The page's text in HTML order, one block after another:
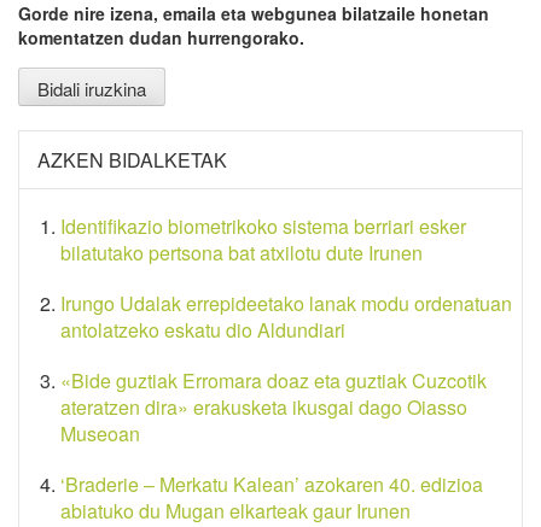
Gorde nire izena, emaila eta webgunea bilatzaile honetan
komentatzen dudan hurrengorako.
AZKEN BIDALKETAK
Identifikazio biometrikoko sistema berriari esker
bilatutako pertsona bat atxilotu dute Irunen
Irungo Udalak errepideetako lanak modu ordenatuan
antolatzeko eskatu dio Aldundiari
«Bide guztiak Erromara doaz eta guztiak Cuzcotik
ateratzen dira» erakusketa ikusgai dago Oiasso
Museoan
‘Braderie – Merkatu Kalean’ azokaren 40. edizioa
abiatuko du Mugan elkarteak gaur Irunen